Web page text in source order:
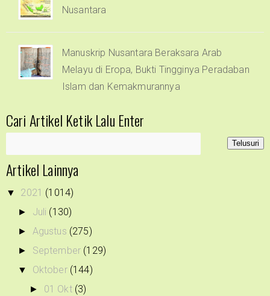
Nusantara
Manuskrip Nusantara Beraksara Arab
Melayu di Eropa, Bukti Tingginya Peradaban
Islam dan Kemakmurannya
Cari Artikel Ketik Lalu Enter
Artikel Lainnya
▼ 2021 (1014)
► Juli (130)
► Agustus (275)
► September (129)
▼ Oktober (144)
► 01 Okt (3)